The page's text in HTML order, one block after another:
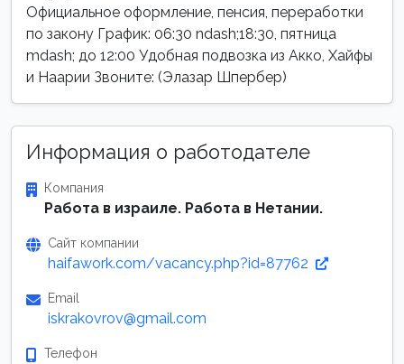
Официальное оформление, пенсия, переработки
по закону График: 06:30 ndash;18:30, пятница
mdash; до 12:00 Удобная подвозка из Акко, Хайфы
и Наарии Звоните: (Элазар Шпербер)
Информация о работодателе
Компания
Работа в израиле. Работа в Нетании.
Сайт компании
haifawork.com/vacancy.php?id=87762
Email
iskrakovrov@gmail.com
Телефон